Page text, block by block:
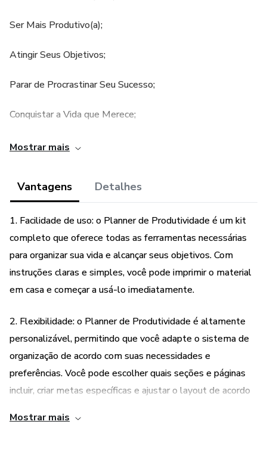
Ser Mais Produtivo(a);
Atingir Seus Objetivos;
Parar de Procrastinar Seu Sucesso;
Conquistar a Vida que Merece;
Você Imprime em Casa!
Mostrar mais
Vantagens Detalhes
1. Facilidade de uso: o Planner de Produtividade é um kit
completo que oferece todas as ferramentas necessárias
para organizar sua vida e alcançar seus objetivos. Com
instruções claras e simples, você pode imprimir o material
em casa e começar a usá-lo imediatamente.
2. Flexibilidade: o Planner de Produtividade é altamente
personalizável, permitindo que você adapte o sistema de
organização de acordo com suas necessidades e
preferências. Você pode escolher quais seções e páginas
incluir, criar metas específicas e ajustar o layout de acordo
Mostrar mais